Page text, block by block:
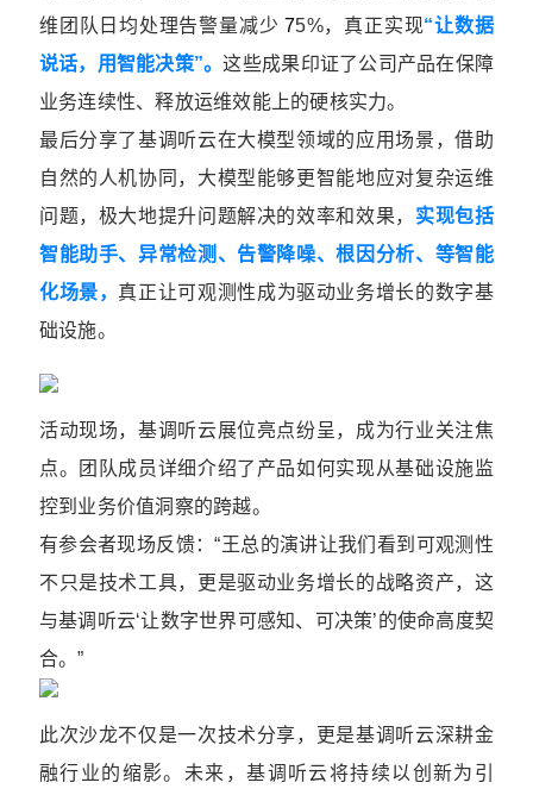
维团队日均处理告警量减少 75%，真正实现“让数据
说话，用智能决策”。这些成果印证了公司产品在保障
业务连续性、释放运维效能上的硬核实力。
最后分享了基调听云在大模型领域的应用场景，借助
自然的人机协同，大模型能够更智能地应对复杂运维
问题，极大地提升问题解决的效率和效果， 实现包括
智能助手、异常检测、告警降噪、根因分析、等智能
化场景， 真正让可观测性成为驱动业务增长的数字基
础设施。
活动现场，基调听云展位亮点纷呈，成为行业关注焦
点。团队成员详细介绍了产品如何实现从基础设施监
控到业务价值洞察的跨越。
有参会者现场反馈：“王总的演讲让我们看到可观测性
不只是技术工具，更是驱动业务增长的战略资产，这
与基调听云‘让数字世界可感知、可决策’的使命高度契
合。”
此次沙龙不仅是一次技术分享，更是基调听云深耕金
融行业的缩影。未来，基调听云将持续以创新为引